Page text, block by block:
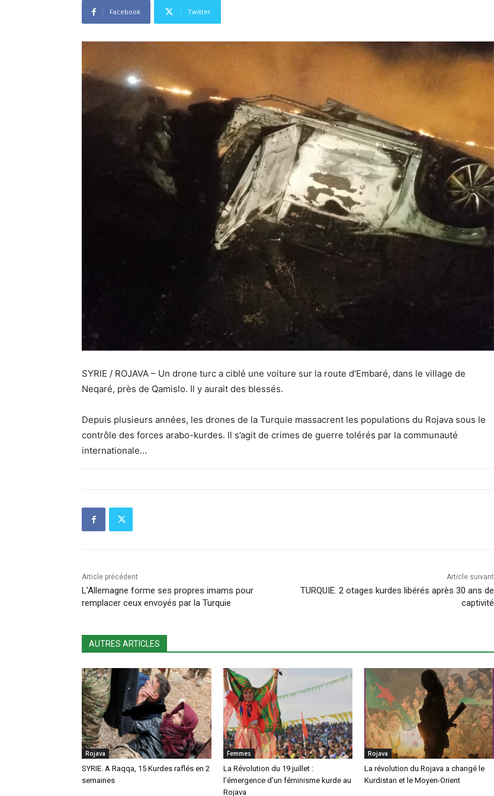
Facebook Twitter
SYRIE / ROJAVA – Un drone turc a ciblé une voiture sur la route d’Embaré, dans le village de
Neqaré, près de Qamislo. Il y aurait des blessés.
Depuis plusieurs années, les drones de la Turquie massacrent les populations du Rojava sous le
contrôle des forces arabo-kurdes. Il s’agit de crimes de guerre tolérés par la communauté
internationale…
Article précédent
L’Allemagne forme ses propres imams pour
remplacer ceux envoyés par la Turquie
Article suivant
TURQUIE. 2 otages kurdes libérés après 30 ans de
captivité
AUTRES ARTICLES
Rojava
SYRIE. A Raqqa, 15 Kurdes raflés en 2
semaines
Femmes
La Révolution du 19 juillet :
l’émergence d’un féminisme kurde au
Rojava
Rojava
La révolution du Rojava a changé le
Kurdistan et le Moyen-Orient